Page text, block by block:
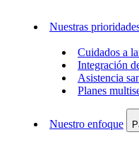
Nuestras
Cuidados a
Integración
Asistencia
Planes
Nuestro enfoque